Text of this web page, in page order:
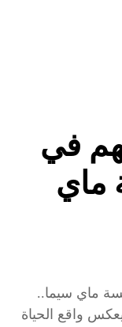
في
ماي
في البيت الحلقة 5 الخامسة ماي سيما..
واقع الحياة